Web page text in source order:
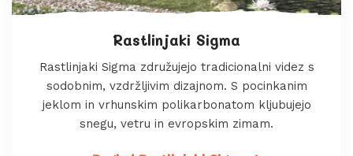
Rastlinjaki Sigma
Rastlinjaki Sigma združujejo tradicionalni videz s
sodobnim, vzdržljivim dizajnom. S pocinkanim
jeklom in vrhunskim polikarbonatom kljubujejo
snegu, vetru in evropskim zimam.